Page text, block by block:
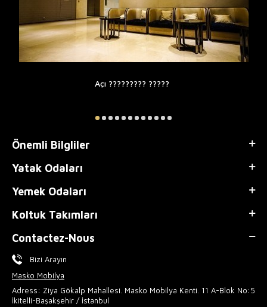
Açı ????????? ?????
Önemli Bilgliler
Yatak Odaları
Yemek Odaları
Koltuk Takımları
Contactez-Nous
Bizi Arayın
Masko Mobilya
Adress: Ziya Gökalp Mahallesi. Masko Mobilya Kenti. 11 A-Blok No:5
İkitelli-Başakşehir / İstanbul